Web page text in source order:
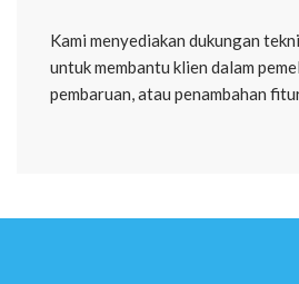
Kami menyediakan dukungan
untuk membantu klien dalam
pembaruan, atau penambahan